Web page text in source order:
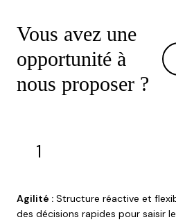
Vous avez une
opportunité à
nous proposer ?
1
Agilité : Structure réactive et
des décisions rapides pour saisir